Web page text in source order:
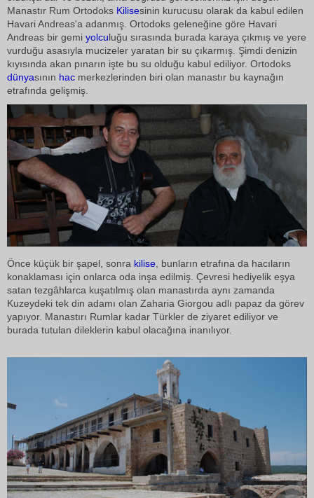
Manastır Rum Ortodoks Kilisesinin kurucusu olarak da kabul edilen
Havari Andreas'a adanmış. Ortodoks geleneğine göre Havari
Andreas bir gemi yolculuğu sırasında burada karaya çıkmış ve yere
vurduğu asasıyla mucizeler yaratan bir su çıkarmış. Şimdi denizin
kıyısında akan pınarın işte bu su olduğu kabul ediliyor. Ortodoks
dünyasının hac merkezlerinden biri olan manastır bu kaynağın
etrafında gelişmiş.
Önce küçük bir şapel, sonra kilise , bunların etrafına da hacıların
konaklaması için onlarca oda inşa edilmiş. Çevresi hediyelik eşya
satan tezgâhlarca kuşatılmış olan manastırda aynı zamanda
Kuzeydeki tek din adamı olan Zaharia Giorgou adlı papaz da görev
yapıyor. Manastırı Rumlar kadar Türkler de ziyaret ediliyor ve
burada tutulan dileklerin kabul olacağına inanılıyor.